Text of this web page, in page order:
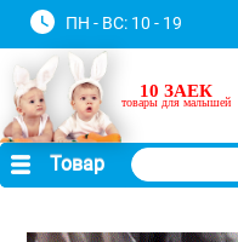
ПН - ВС: 10 - 19
10 ЗАЕК
товары для малышей
Товар